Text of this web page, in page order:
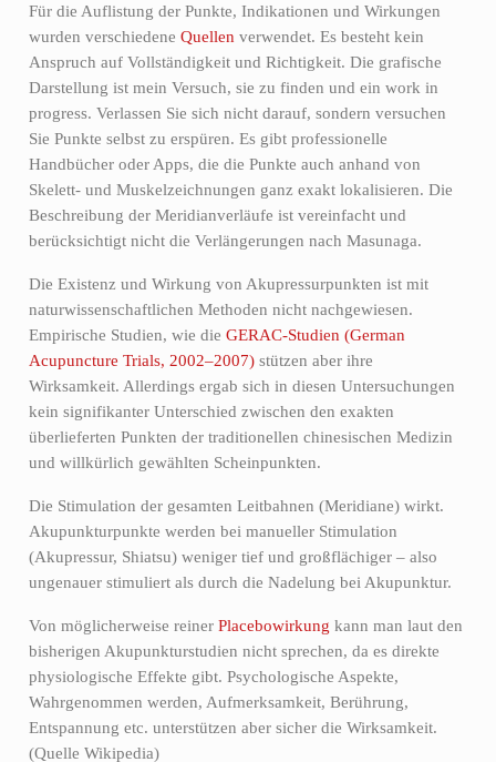
Für die Auflistung der Punkte, Indikationen und Wirkungen
wurden verschiedene Quellen verwendet. Es besteht kein
Anspruch auf Vollständigkeit und Richtigkeit. Die grafische
Darstellung ist mein Versuch, sie zu finden und ein work in
progress. Verlassen Sie sich nicht darauf, sondern versuchen
Sie Punkte selbst zu erspüren. Es gibt professionelle
Handbücher oder Apps, die die Punkte auch anhand von
Skelett- und Muskelzeichnungen ganz exakt lokalisieren. Die
Beschreibung der Meridianverläufe ist vereinfacht und
berücksichtigt nicht die Verlängerungen nach Masunaga.
Die Existenz und Wirkung von Akupressurpunkten ist mit
naturwissenschaftlichen Methoden nicht nachgewiesen.
Empirische Studien, wie die GERAC-Studien (German
Acupuncture Trials, 2002–2007)stützen aber ihre
Wirksamkeit. Allerdings ergab sich in diesen Untersuchungen
kein signifikanter Unterschied zwischen den exakten
überlieferten Punkten der traditionellen chinesischen Medizin
und willkürlich gewählten Scheinpunkten.
Die Stimulation der gesamten Leitbahnen (Meridiane) wirkt.
Akupunkturpunkte werden bei manueller Stimulation
(Akupressur, Shiatsu) weniger tief und großflächiger – also
ungenauer stimuliert als durch die Nadelung bei Akupunktur.
Von möglicherweise reiner Placebowirkung kann man laut den
bisherigen Akupunkturstudien nicht sprechen, da es direkte
physiologische Effekte gibt. Psychologische Aspekte,
Wahrgenommen werden, Aufmerksamkeit, Berührung,
Entspannung etc. unterstützen aber sicher die Wirksamkeit.
(Quelle Wikipedia)